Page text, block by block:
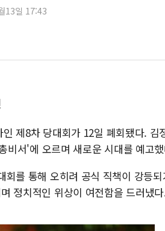
李 "해남 태양광, 대
李 대통령, '6시간 마라
남동발전, 해남군에
13일 17:43
제8차 당대회가 12일 폐회됐다. 김
비서'에 오르며 새로운 시대를 예고
를 통해 오히려 공식 직책이 강등
정치적인 위상이 여전함을 드러냈